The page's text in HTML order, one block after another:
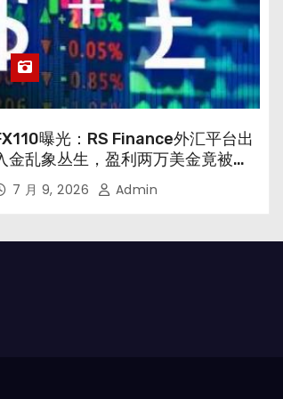
曝光：RS Finance外汇平台出
金乱象丛生，盈利两万美金竟被强
清零
7 月 9, 2026 Admin